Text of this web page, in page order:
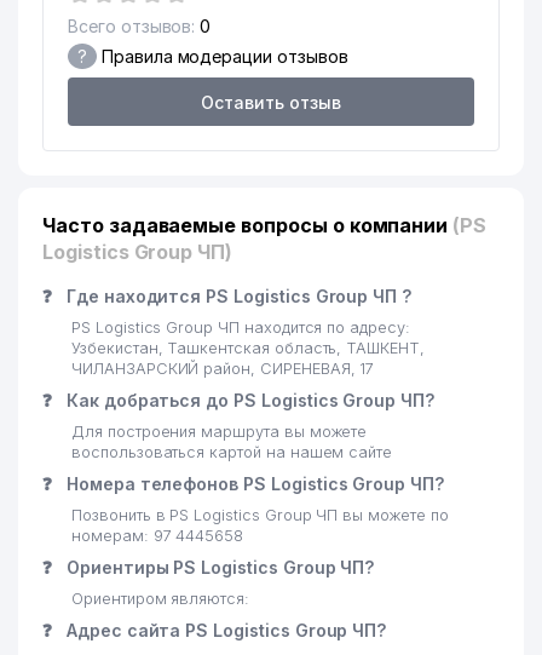
Всего отзывов: 0
? Правила модерации отзывов
Оставить отзыв
Часто задаваемые вопросы о компании (PS
Logistics Group ЧП)
❓ Где находится PS Logistics Group ЧП ?
PS Logistics Group ЧП находится по адресу:
Узбекистан, Ташкентская область, ТАШКЕНТ,
ЧИЛАНЗАРСКИЙ район, СИРЕНЕВАЯ, 17
❓ Как добраться до PS Logistics Group ЧП?
Для построения маршрута вы можете
воспользоваться картой на нашем сайте
❓ Номера телефонов PS Logistics Group ЧП?
Позвонить в PS Logistics Group ЧП вы можете по
номерам: 97 4445658
❓ Ориентиры PS Logistics Group ЧП?
Ориентиром являются:
❓ Адрес сайта PS Logistics Group ЧП?